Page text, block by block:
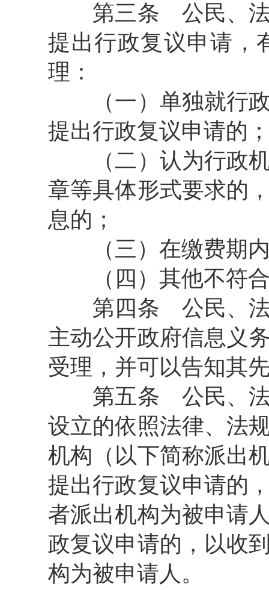
第三条 公民、
提出行政复议申请，
理：
（一）单独就行政
提出行政复议申请的
（二）认为行政机
章等具体形式要求的
息的；
（三）在缴费期内
（四）其他不符合
第四条 公民、
主动公开政府信息义
受理，并可以告知其
第五条 公民、
设立的依照法律、法
机构（以下简称派出
提出行政复议申请的
者派出机构为被申请
政复议申请的，以收
构为被申请人。